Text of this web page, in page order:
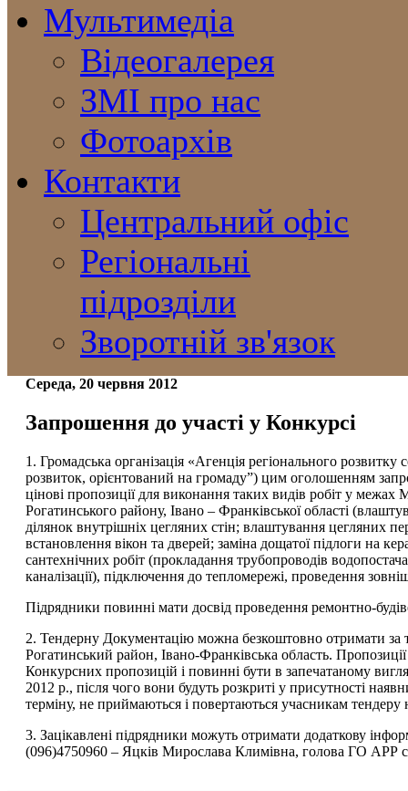
Мультимедіа
Відеогалерея
ЗМІ про нас
Фотоархів
Контакти
Центральний офіс
Регіональні
підрозділи
Зворотній зв'язок
Середа, 20 червня 2012
Запрошення до участі у Конкурсі
1. Громадська організація «Агенція регіонального
розвиток, орієнтований на громаду”) цим оголошенням
цінові пропозиції для виконання таких видів робіт у
Рогатинського району, Івано – Франківської області
ділянок внутрішніх цегляних стін; влаштування цегляних
встановлення вікон та дверей; заміна дощатої підлоги на
сантехнічних робіт (прокладання трубопроводів
каналізації), підключення до тепломережі, проведення
Підрядники повинні мати досвід проведення ремонтно-
2. Тендерну Документацію можна безкоштовно отримати
Рогатинський район, Івано-Франківська область.
Конкурсних пропозицій і повинні бути в запечатаному
2012 р., після чого вони будуть розкриті у присутності
терміну, не приймаються і повертаються учасникам
3. Зацікавлені підрядники можуть отримати додаткову
(096)4750960 – Яцків Мирослава Климівна, голова ГО АРР